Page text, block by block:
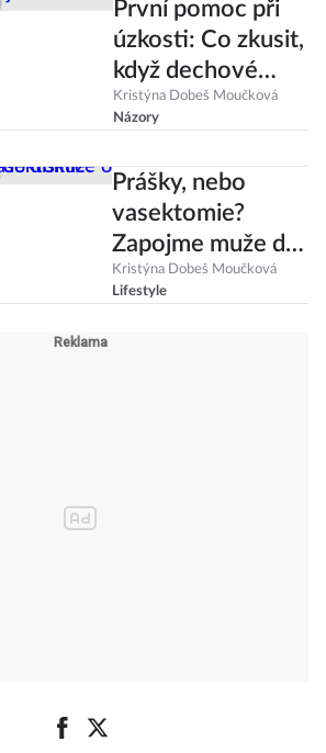
První pomoc při
úzkosti: Co zkusit,
když dechové
cvičení
nefunguje?
Kristýna Dobeš Moučková
Názory
Prášky, nebo
vasektomie?
Zapojme muže do
diskuze o
antikoncepci
Kristýna Dobeš Moučková
Lifestyle